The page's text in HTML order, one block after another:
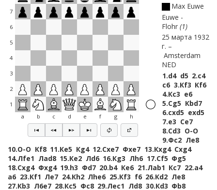
7
6
5
4
3
2
1
a
b c d e f g h
Max Euwe
Euwe -
Flohr 1
25 марта 1932
г.
Amsterdam
NED
1.d4 d5 2.c4
c6 3.Кf3 Кf6
4.Кc3 e6
5.Сg5 Кbd7
6.cxd5 exd5
7.e3 Сe7
8.Сd3 O-O
9.Фc2 Лe8
10.O-O Кf8 11.Кe5 Кg4 12.Сxe7 Фxe7 13.Кxg4 Сxg4
14.Лfe1 Лad8 15.Кe2 Лd6 16.Кg3 Лh6 17.Сf5 Фg5
18.Сxg4 Фxg4 19.h3 Фd7 20.b4 Кe6 21.Лab1 Кc7 22.a4
a6 23.Кf1 Лe7 24.Кh2 Лhe6 25.Кf3 f6 26.Кd2 Лe8
27.Кb3 Л6e7 28.Кc5 Фc8 29.Лec1 Лd8 30.Кd3 Фb8